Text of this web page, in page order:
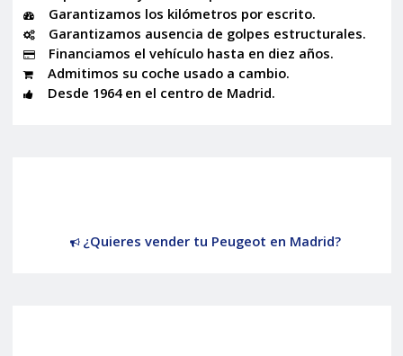
Garantizamos los kilómetros por escrito.
Garantizamos ausencia de golpes estructurales.
Financiamos el vehículo hasta en diez años.
Admitimos su coche usado a cambio.
Desde 1964 en el centro de Madrid.
¿Quieres vender tu Peugeot en Madrid?